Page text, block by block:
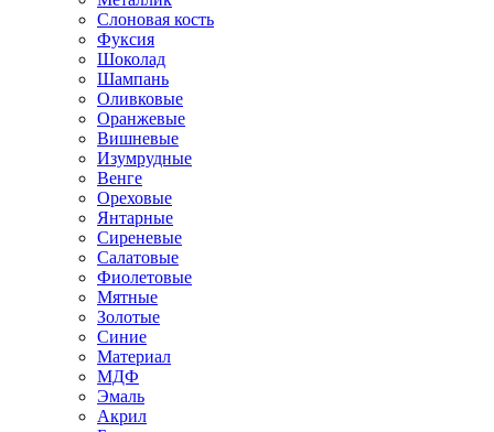
Слоновая кость
Фуксия
Шоколад
Шампань
Оливковые
Оранжевые
Вишневые
Изумрудные
Венге
Ореховые
Янтарные
Сиреневые
Салатовые
Фиолетовые
Мятные
Золотые
Синие
Материал
МДФ
Эмаль
Акрил